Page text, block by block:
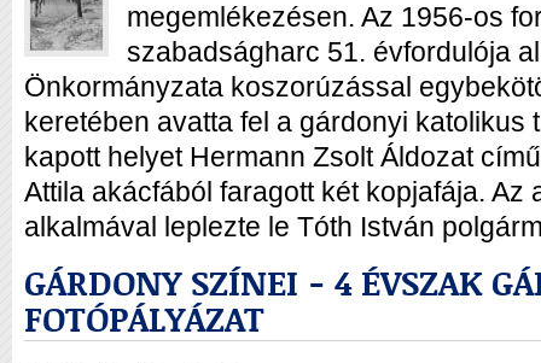
megemlékezésen. Az 1956-os
szabadságharc 51. évfordulója
Önkormányzata koszorúzással
keretében avatta fel a gárdonyi katolikus
kapott helyet Hermann Zsolt Áldozat
Attila akácfából faragott két kopjafája. Az
alkalmával leplezte le Tóth István
GÁRDONY SZÍNEI - 4 ÉVSZAK
FOTÓPÁLYÁZAT